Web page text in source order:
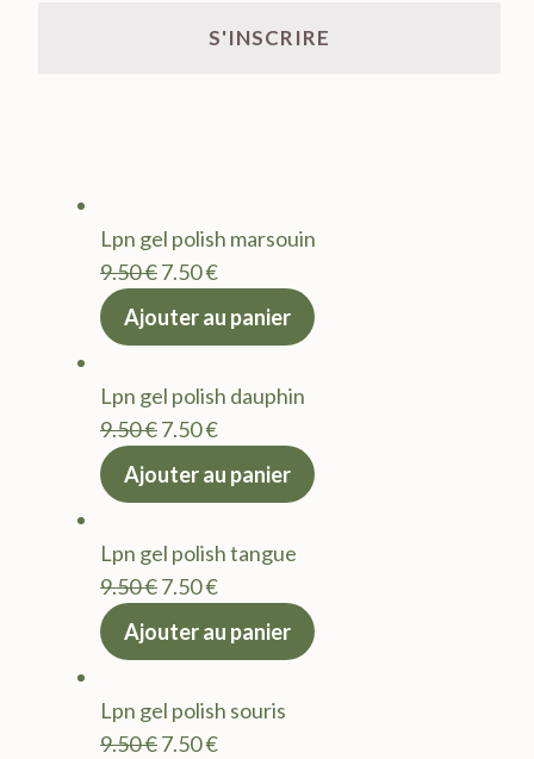
Lpn gel polish marsouin
9.50€Le
prix
9.50 €.
7.50€Le
actuel
7.50 €.
Ajouter au panier
Lpn gel polish dauphin
9.50€Le
prix
9.50 €.
7.50€Le
actuel
7.50 €.
Ajouter au panier
Lpn gel polish tangue
9.50€Le
prix
9.50 €.
7.50€Le
actuel
7.50 €.
Ajouter au panier
Lpn gel polish souris
9.50€Le
7.50€Le